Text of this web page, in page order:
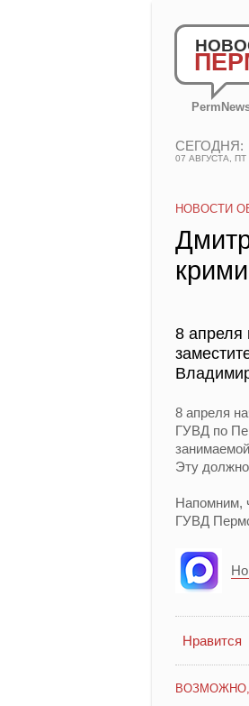
СЕГОДНЯ:
07 АВГУСТА, ПТ
НОВОСТИ
8 апреля
8 апреля
ГУВД по
Эту
Напомним,
ГУВД
Нравится